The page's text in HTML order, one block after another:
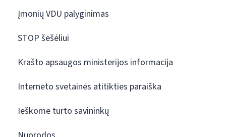
Įmonių VDU palyginimas
STOP šešėliui
Krašto apsaugos ministerijos informacija
Interneto svetainės atitikties paraiška
Ieškome turto savininkų